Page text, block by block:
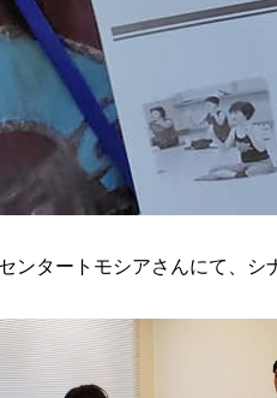
ンタートモシアさんにて、